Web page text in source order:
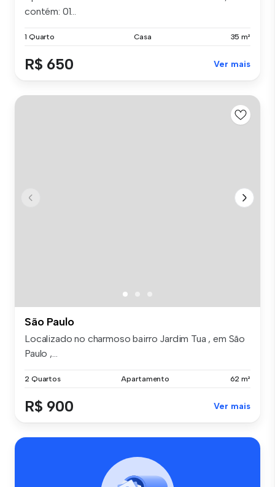
contém: 01...
1 Quarto Casa 35 m²
R$ 650 Ver mais
São Paulo
Localizado no charmoso bairro Jardim Tua , em São
Paulo ,...
2 Quartos Apartamento 62 m²
R$ 900 Ver mais